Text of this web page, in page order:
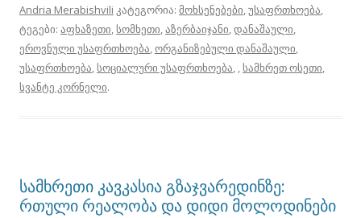
Andria Merabishvili კატეგორია: მოხსენებები,უსაფრთხოება,
ტეგები: აფხაზეთი,სომხეთი,აზერბაიჯანი,დანაშაული,
ეროვნული უსაფრთხოება,ორგანიზებული დანაშაული,
უსაფრთხოება,სოციალური უსაფრთხოება, ,სამხრეთ ოსეთი,
სვანტე კორნელი.
სამხრეთი კავკასია გზაჯვარედინზე:
რთული რეალობა და დიდი მოლოდინები